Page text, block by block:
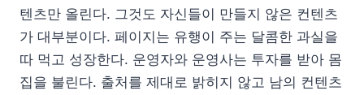
텐츠만 올린다. 그것도 자신들이 만들지 않은 컨텐츠
가 대부분이다. 페이지는 유행이 주는 달콤한 과실을
따 먹고 성장한다. 운영자와 운영사는 투자를 받아 몸
집을 불린다. 출처를 제대로 밝히지 않고 남의 컨텐츠